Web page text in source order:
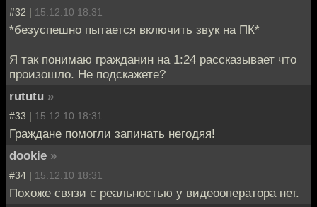
#32 | 15.12.10 18:31
*безуспешно пытается включить звук на ПК*
Я так понимаю гражданин на 1:24 рассказывает что
произошло. Не подскажете?
rututu »
#33 | 15.12.10 18:31
Граждане помогли запинать негодяя!
dookie »
#34 | 15.12.10 18:31
Похоже связи с реальностью у видеооператора нет.